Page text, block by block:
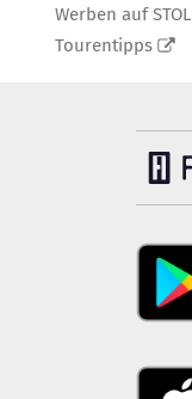
Werben auf STOL
Tourentipps